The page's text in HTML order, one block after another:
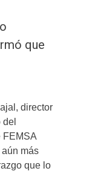
que
director
FEMSA
aún más
que lo